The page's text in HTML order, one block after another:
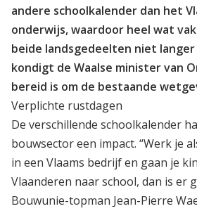
andere schoolkalender dan het
onderwijs, waardoor heel wat
beide landsgedeelten niet langer
kondigt de Waalse minister van
bereid is om de bestaande
Verplichte rustdagen
De verschillende schoolkalender
bouwsector een impact. “Werk je
in een Vlaams bedrijf en gaan je
Vlaanderen naar school, dan is er
Bouwunie-topman Jean-Pierre